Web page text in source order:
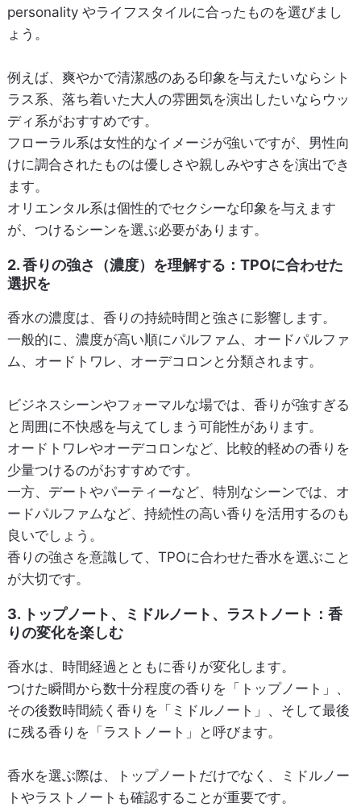
personality やライフスタイルに合ったものを選びまし
ょう。
例えば、爽やかで清潔感のある印象を与えたいならシト
ラス系、落ち着いた大人の雰囲気を演出したいならウッ
ディ系がおすすめです。
フローラル系は女性的なイメージが強いですが、男性向
けに調合されたものは優しさや親しみやすさを演出でき
ます。
オリエンタル系は個性的でセクシーな印象を与えます
が、つけるシーンを選ぶ必要があります。
2. 香りの強さ（濃度）を理解する：TPOに合わせた
選択を
香水の濃度は、香りの持続時間と強さに影響します。
一般的に、濃度が高い順にパルファム、オードパルファ
ム、オードトワレ、オーデコロンと分類されます。
ビジネスシーンやフォーマルな場では、香りが強すぎる
と周囲に不快感を与えてしまう可能性があります。
オードトワレやオーデコロンなど、比較的軽めの香りを
少量つけるのがおすすめです。
一方、デートやパーティーなど、特別なシーンでは、オ
ードパルファムなど、持続性の高い香りを活用するのも
良いでしょう。
香りの強さを意識して、TPOに合わせた香水を選ぶこと
が大切です。
3. トップノート、ミドルノート、ラストノート：香
りの変化を楽しむ
香水は、時間経過とともに香りが変化します。
つけた瞬間から数十分程度の香りを「トップノート」、
その後数時間続く香りを「ミドルノート」、そして最後
に残る香りを「ラストノート」と呼びます。
香水を選ぶ際は、トップノートだけでなく、ミドルノー
トやラストノートも確認することが重要です。